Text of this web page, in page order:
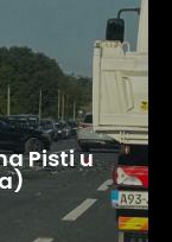
Pisti u